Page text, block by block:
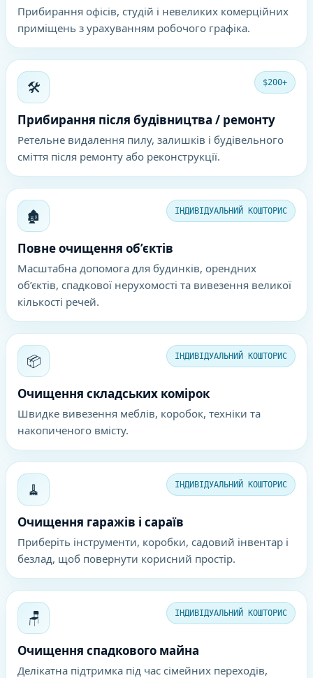
Прибирання офісів, студій і невеликих комерційних
приміщень з урахуванням робочого графіка.
🛠️ $200+
Прибирання після будівництва / ремонту
Ретельне видалення пилу, залишків і будівельного
сміття після ремонту або реконструкції.
🏚️ ІНДИВІДУАЛЬНИЙ КОШТОРИС
Повне очищення об’єктів
Масштабна допомога для будинків, орендних
об’єктів, спадкової нерухомості та вивезення великої
кількості речей.
📦 ІНДИВІДУАЛЬНИЙ КОШТОРИС
Очищення складських комірок
Швидке вивезення меблів, коробок, техніки та
накопиченого вмісту.
🧹 ІНДИВІДУАЛЬНИЙ КОШТОРИС
Очищення гаражів і сараїв
Приберіть інструменти, коробки, садовий інвентар і
безлад, щоб повернути корисний простір.
🪑 ІНДИВІДУАЛЬНИЙ КОШТОРИС
Очищення спадкового майна
Делікатна підтримка під час сімейних переходів,